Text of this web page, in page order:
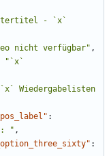
- `x`
nicht verfügbar" ,
"`x`
Wiedergabelisten
:
" ,
: